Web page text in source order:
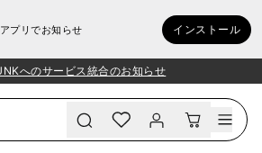
プリでお知らせ インストール
へのサービス統合のお知らせ